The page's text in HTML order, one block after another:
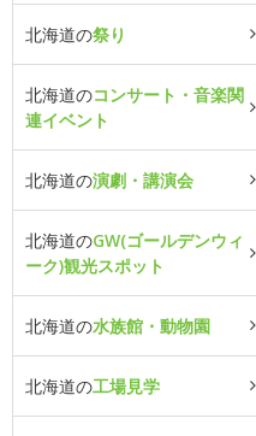
北海道の祭り
北海道のコンサート・音楽関
連イベント
北海道の演劇・講演会
北海道のGW(ゴールデンウィ
ーク)観光スポット
北海道の水族館・動物園
北海道の工場見学